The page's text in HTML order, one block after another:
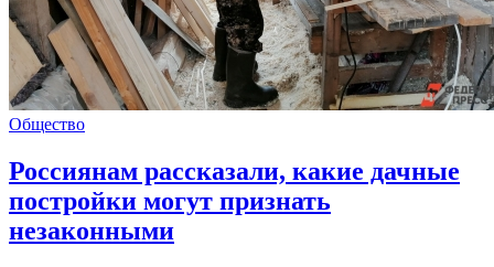
Общество
Россиянам рассказали, какие дачные
постройки могут признать
незаконными